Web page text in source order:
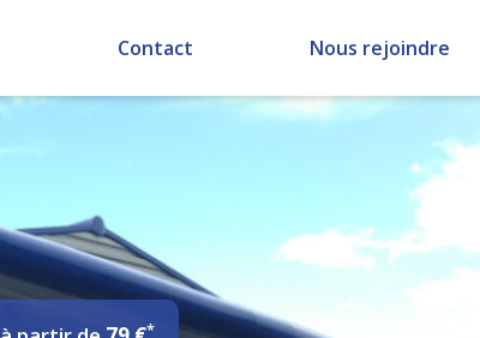
Contact Nous rejoindre
*